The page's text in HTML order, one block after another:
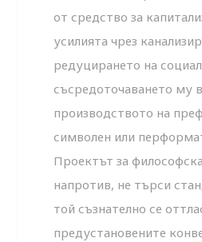
от средство за
усилията чрез
редуцирането на
съсредоточаването му
производството на
символен или
Проектът за
напротив, не търси
той съзнателно се
предустановените